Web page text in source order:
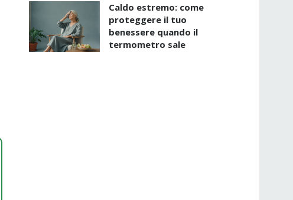
Caldo estremo: come
proteggere il tuo
benessere quando il
termometro sale